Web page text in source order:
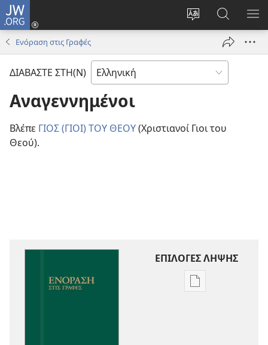
JW.ORG
Αλλαγή
γλώσσας
ιστότοπου
Σύνδεση
(ανοίγει
παράθυρο)
στο
JW.ORG
Ενόραση στις Γραφές
ΔΙΑΒΑΣΤΕ ΣΤΗ(Ν)
Αναγεννημένοι
Βλέπε ΓΙΟΣ (ΓΙΟΙ) ΤΟΥ ΘΕΟΥ(Χριστιανοί Γιοι του
Θεού).
ΕΠΙΛΟΓΕΣ ΛΗΨΗΣ
Επιλογές